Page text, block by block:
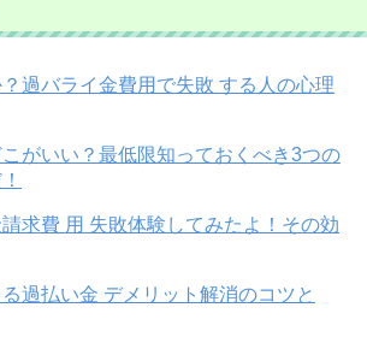
過バライ金費用で失敗 する人の心理
がいい？最低限知っておくべき3つの
求費 用 失敗体験してみたよ！その効
過払い金 デメリット解消のコツと